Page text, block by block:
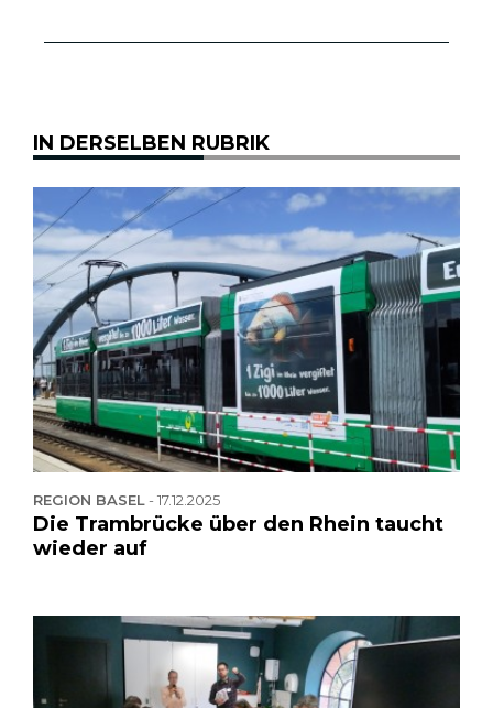
IN DERSELBEN RUBRIK
REGION BASEL-17.12.2025
Die Trambrücke über den Rhein taucht
wieder auf